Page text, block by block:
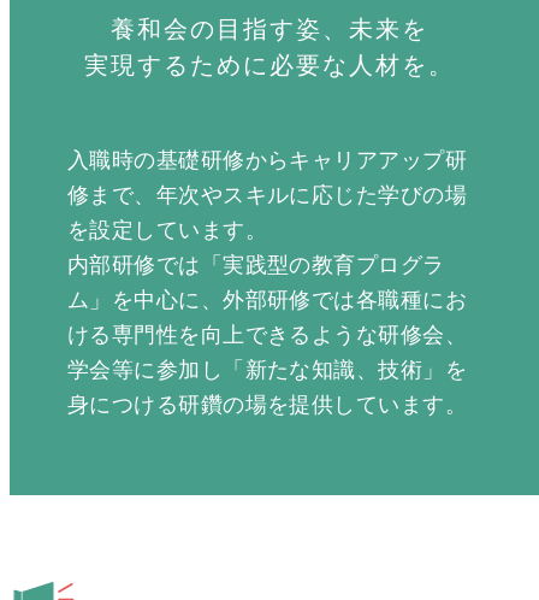
養和会の目指す姿、未来を
実現するために必要な人材を。
入職時の基礎研修からキャリアアップ研
修まで、年次やスキルに応じた学びの場
を設定しています。
内部研修では「実践型の教育プログラ
ム」を中心に、外部研修では各職種にお
ける専門性を向上できるような研修会、
学会等に参加し「新たな知識、技術」を
身につける研鑽の場を提供しています。